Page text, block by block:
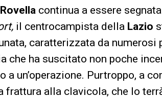
continua a essere
il centrocampista della Lazio
caratterizzata da numerosi
che ha suscitato non poche
a un’operazione. Purtroppo, a
frattura alla clavicola, che lo